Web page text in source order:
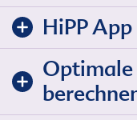
HiPP App
Optimale